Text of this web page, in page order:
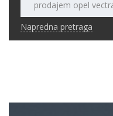
Napredna pretraga